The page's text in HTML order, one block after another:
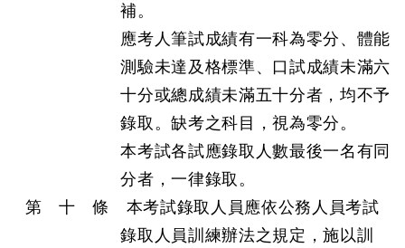
補。
應考人筆試成績有一科為零分、體能
測驗未達及格標準、口試成績未滿六
十分或總成績未滿五十分者，均不予
錄取。缺考之科目，視為零分。
本考試各試應錄取人數最後一名有同
分者，一律錄取。
第 十 條 本考試錄取人員應依公務人員考試
錄取人員訓練辦法之規定，施以訓